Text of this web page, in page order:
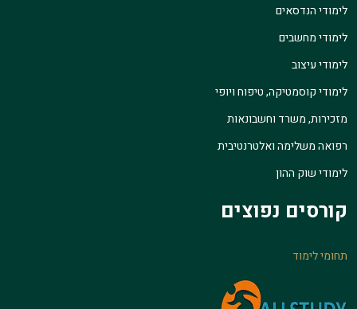
לימודי הנדסאים
לימודי מחשבים
לימודי עיצוב
לימודי קוסמטיקה, טיפוח ויופי
מזכירות, משרד וחשבונאות
רפואה משלימה ואלטרנטיבית
לימודי שוק ההון
קורסים נפוצים
תחומי לימוד